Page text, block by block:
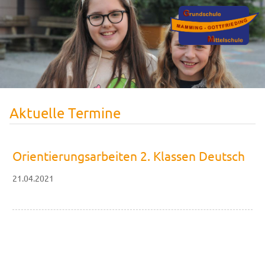
Aktuelle Termine
Orientierungsarbeiten 2. Klassen Deutsch
21.04.2021